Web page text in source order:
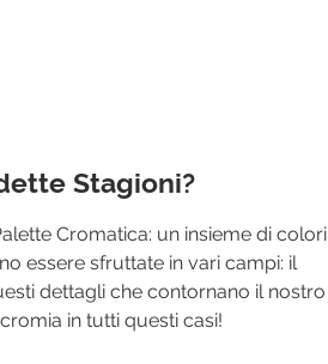
Stagioni?
Cromatica: un insieme di colori
essere sfruttate in vari campi: il
dettagli che contornano il nostro
in tutti questi casi!